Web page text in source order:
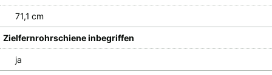
71,1 cm
Zielfernrohrschiene inbegriffen
ja